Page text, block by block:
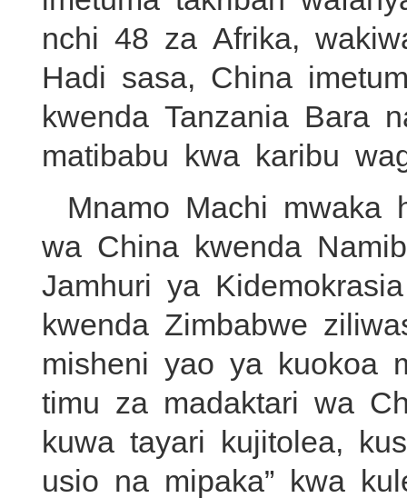
nchi 48 za Afrika,
Hadi sasa, China
kwenda Tanzania Bara
matibabu kwa karibu
Mnamo Machi
wa China kwenda
Jamhuri ya
kwenda Zimbabwe
misheni yao ya kuokoa
timu za madaktari wa
kuwa tayari kujitolea,
usio na mipaka” kwa